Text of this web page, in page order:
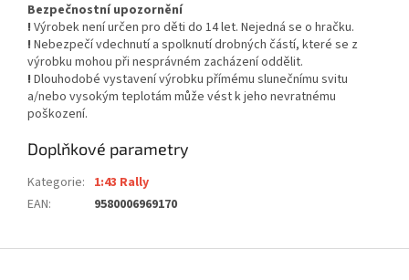
Bezpečnostní upozornění
! Výrobek není určen pro děti do 14 let. Nejedná se o hračku.
! Nebezpečí vdechnutí a spolknutí drobných částí, které se z
výrobku mohou při nesprávném zacházení oddělit.
! Dlouhodobé vystavení výrobku přímému slunečnímu svitu
a/nebo vysokým teplotám může vést k jeho nevratnému
poškození.
Doplňkové parametry
Kategorie: 1:43 Rally
EAN: 9580006969170